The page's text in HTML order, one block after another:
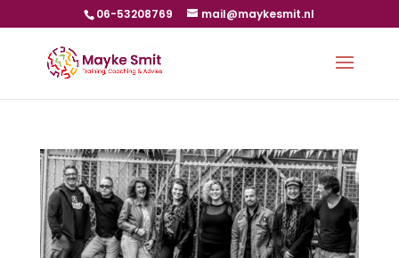
06-53208769 mail@maykesmit.nl